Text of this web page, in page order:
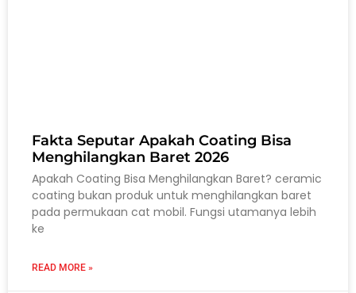
Fakta Seputar Apakah Coating Bisa
Menghilangkan Baret 2026
Apakah Coating Bisa Menghilangkan Baret? ceramic
coating bukan produk untuk menghilangkan baret
pada permukaan cat mobil. Fungsi utamanya lebih
ke
READ MORE »